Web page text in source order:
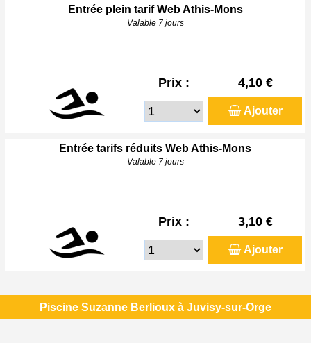
Entrée plein tarif Web Athis-Mons
Valable 7 jours
Prix : 4,10 €
Ajouter
Entrée tarifs réduits Web Athis-Mons
Valable 7 jours
Prix : 3,10 €
Ajouter
Piscine Suzanne Berlioux à Juvisy-sur-Orge